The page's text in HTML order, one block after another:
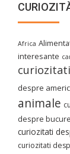
Africa
interesante
despre
animale
despre
curiozitati
curiozitati